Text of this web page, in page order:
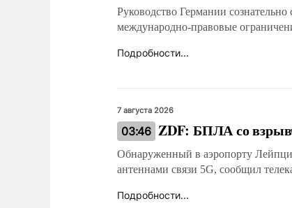
Руководство Германии
международно-правовые
Подробности...
7 августа 2026
03:46 ZDF: БПЛА со
Обнаруженный в аэропорту
антеннами связи 5G, сообщил
Подробности...